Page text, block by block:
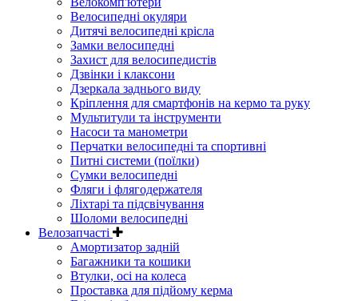
Велосипедні окуляри
Дитячі велосипедні крісла
Замки велосипедні
Захист для велосипедистів
Дзвінки і клаксони
Дзеркала заднього виду
Кріплення для смартфонів на кермо та руку
Мультитули та інструменти
Насоси та манометри
Перчатки велосипедні та спортивні
Питні системи (поїлки)
Сумки велосипедні
Фляги і флягодержателя
Ліхтарі та підсвічування
Шоломи велосипедні
Велозапчасті
Амортизатор задній
Багажники та кошики
Втулки, осі на колеса
Проставка для підйому керма